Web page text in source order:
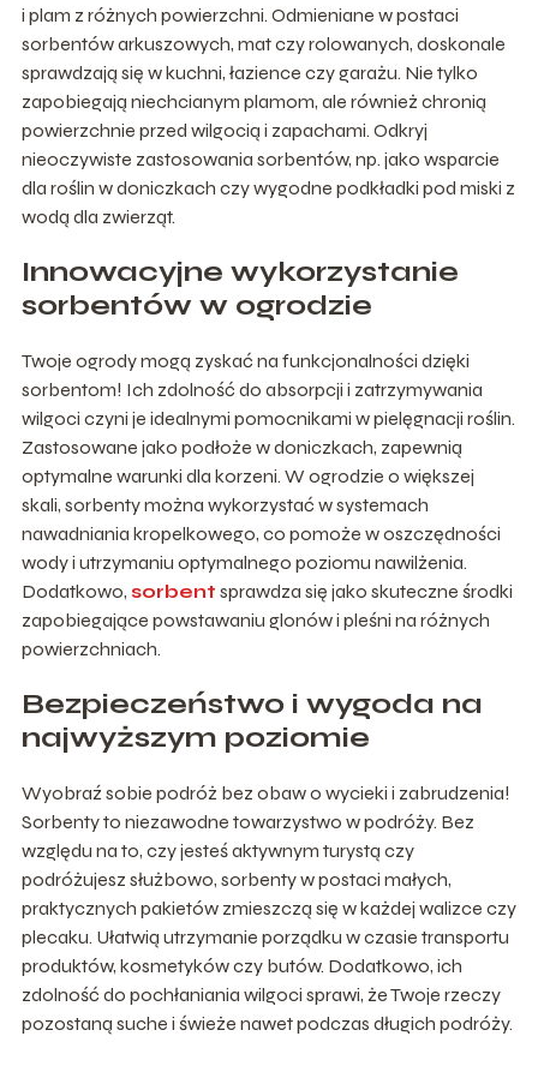
i plam z różnych powierzchni. Odmieniane w postaci
sorbentów arkuszowych, mat czy rolowanych, doskonale
sprawdzają się w kuchni, łazience czy garażu. Nie tylko
zapobiegają niechcianym plamom, ale również chronią
powierzchnie przed wilgocią i zapachami. Odkryj
nieoczywiste zastosowania sorbentów, np. jako wsparcie
dla roślin w doniczkach czy wygodne podkładki pod miski z
wodą dla zwierząt.
Innowacyjne wykorzystanie
sorbentów w ogrodzie
Twoje ogrody mogą zyskać na funkcjonalności dzięki
sorbentom! Ich zdolność do absorpcji i zatrzymywania
wilgoci czyni je idealnymi pomocnikami w pielęgnacji roślin.
Zastosowane jako podłoże w doniczkach, zapewnią
optymalne warunki dla korzeni. W ogrodzie o większej
skali, sorbenty można wykorzystać w systemach
nawadniania kropelkowego, co pomoże w oszczędności
wody i utrzymaniu optymalnego poziomu nawilżenia.
Dodatkowo, sorbent sprawdza się jako skuteczne środki
zapobiegające powstawaniu glonów i pleśni na różnych
powierzchniach.
Bezpieczeństwo i wygoda na
najwyższym poziomie
Wyobraź sobie podróż bez obaw o wycieki i zabrudzenia!
Sorbenty to niezawodne towarzystwo w podróży. Bez
względu na to, czy jesteś aktywnym turystą czy
podróżujesz służbowo, sorbenty w postaci małych,
praktycznych pakietów zmieszczą się w każdej walizce czy
plecaku. Ułatwią utrzymanie porządku w czasie transportu
produktów, kosmetyków czy butów. Dodatkowo, ich
zdolność do pochłaniania wilgoci sprawi, że Twoje rzeczy
pozostaną suche i świeże nawet podczas długich podróży.